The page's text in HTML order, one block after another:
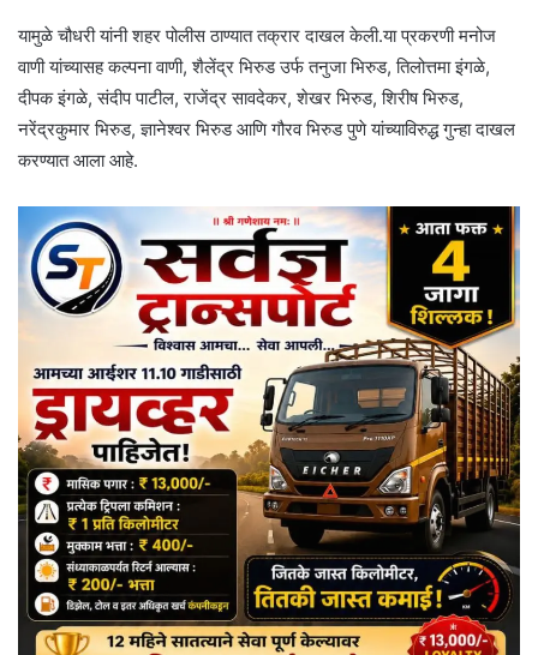
यामुळे चौधरी यांनी शहर पोलीस ठाण्यात तक्रार दाखल केली.या प्रकरणी मनोज
वाणी यांच्यासह कल्पना वाणी, शैलेंद्र भिरुड उर्फ तनुजा भिरुड, तिलोत्तमा इंगळे,
दीपक इंगळे, संदीप पाटील, राजेंद्र सावदेकर, शेखर भिरुड, शिरीष भिरुड,
नरेंद्रकुमार भिरुड, ज्ञानेश्वर भिरुड आणि गौरव भिरुड पुणे यांच्याविरुद्ध गुन्हा दाखल
करण्यात आला आहे.